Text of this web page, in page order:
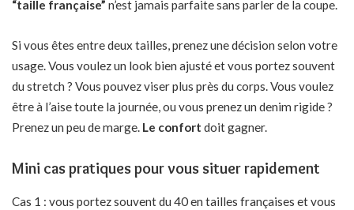
“taille française” n’est jamais parfaite sans parler de la coupe.
Si vous êtes entre deux tailles, prenez une décision selon votre
usage. Vous voulez un look bien ajusté et vous portez souvent
du stretch ? Vous pouvez viser plus près du corps. Vous voulez
être à l’aise toute la journée, ou vous prenez un denim rigide ?
Prenez un peu de marge. Le confort doit gagner.
Mini cas pratiques pour vous situer rapidement
Cas 1 : vous portez souvent du 40 en tailles françaises et vous